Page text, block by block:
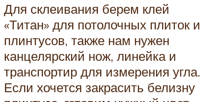
Для склеивания берем клей
«Титан» для потолочных плиток и
плинтусов, также нам нужен
канцелярский нож, линейка и
транспортир для измерения угла.
Если хочется закрасить белизну